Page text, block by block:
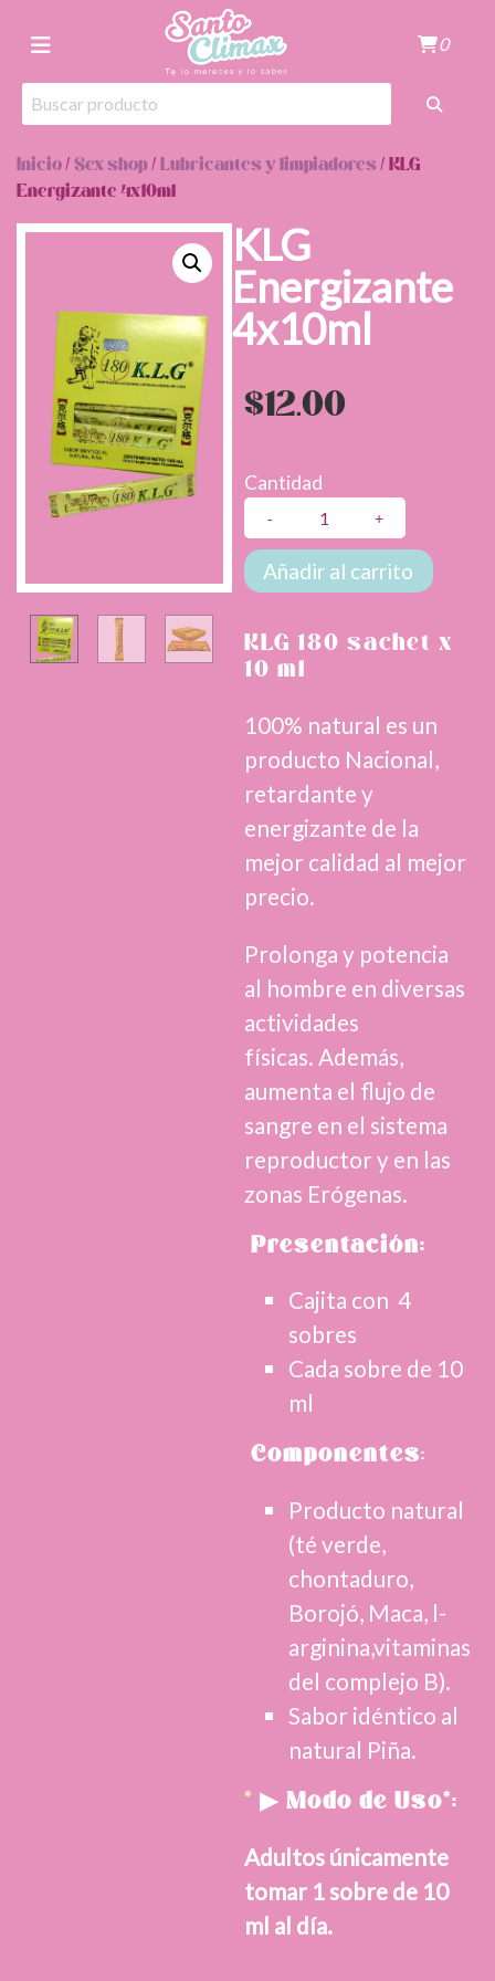
0
Inicio/Sex shop/Lubricantes y limpiadores/ KLG
Energizante 4x10ml
KLG
Energizante
4x10ml
$12.00
Cantidad
Energizante
4x10ml
cantidad
Añadir al carrito
KLG 180 sachet x
10 ml
100% natural es un
producto Nacional,
retardante y
energizante de la
mejor calidad al mejor
precio.
Prolonga y potencia
al hombre en diversas
actividades
físicas. Además,
aumenta el flujo de
sangre en el sistema
reproductor y en las
zonas Erógenas.
Presentación:
Cajita con 4
sobres
Cada sobre de 10
ml
Componentes:
Producto natural
(té verde,
chontaduro,
Borojó, Maca, l-
arginina,vitaminas
del complejo B).
Sabor idéntico al
natural Piña.
* ▶ Modo de Uso*:
Adultos únicamente
tomar 1 sobre de 10
ml al día.